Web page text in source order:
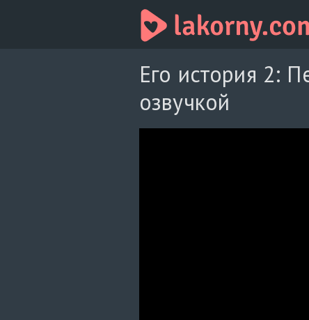
Его история 2:
озвучкой